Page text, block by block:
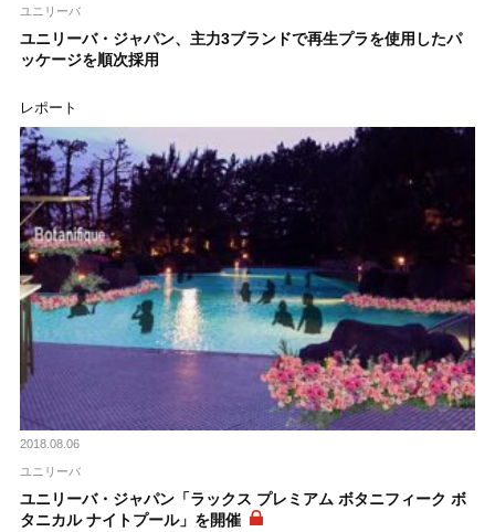
ユニリーバ
ユニリーバ・ジャパン、主力3ブランドで再生プラを使用したパ
ッケージを順次採用
レポート
2018.08.06
ユニリーバ
ユニリーバ・ジャパン「ラックス プレミアム ボタニフィーク ボ
タニカル ナイトプール」を開催